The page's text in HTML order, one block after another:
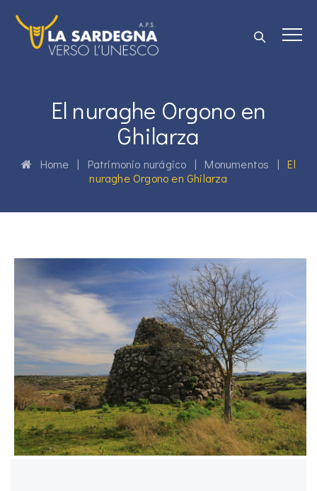
El nuraghe Orgono en
Ghilarza
Home | Patrimonio nurágico | Monumentos |El
nuraghe Orgono en Ghilarza